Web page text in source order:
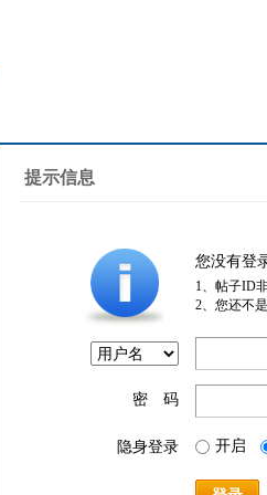
提示信息
您没有登
1、帖子ID
2、您还不
密 码
隐身登录 开启